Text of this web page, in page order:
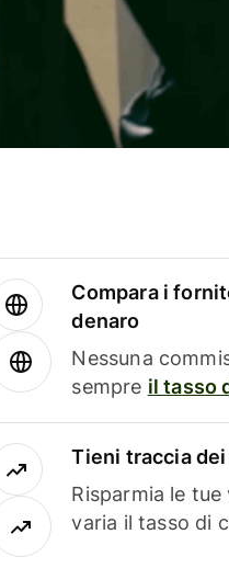
Compara i
denaro
Nessuna
sempre il tasso
Tieni traccia
Risparmia le
varia il tasso di